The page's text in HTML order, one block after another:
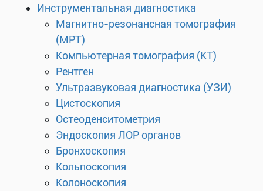
Инструментальная диагностика
Магнитно-резонансная томография
(МРТ)
Компьютерная томография (КТ)
Рентген
Ультразвуковая диагностика (УЗИ)
Цистоскопия
Остеоденситометрия
Эндоскопия ЛОР органов
Бронхоскопия
Кольпоскопия
Колоноскопия